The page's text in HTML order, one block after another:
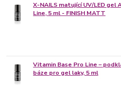
X-NAILS matující UV/LED gel
Line, 5 ml - FINISH MATT
Vitamin Base Pro Line –
báze pro gel laky, 5 ml